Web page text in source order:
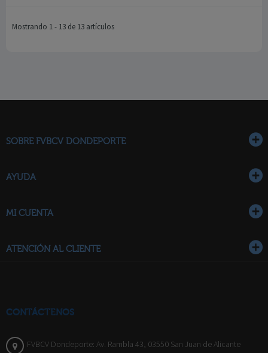
Mostrando 1 - 13 de 13 artículos
SOBRE FVBCV DONDEPORTE
AYUDA
MI CUENTA
ATENCIÓN AL CLIENTE
CONTÁCTENOS
FVBCV Dondeporte: Av. Rambla 43, 03550 San Juan de Alicante